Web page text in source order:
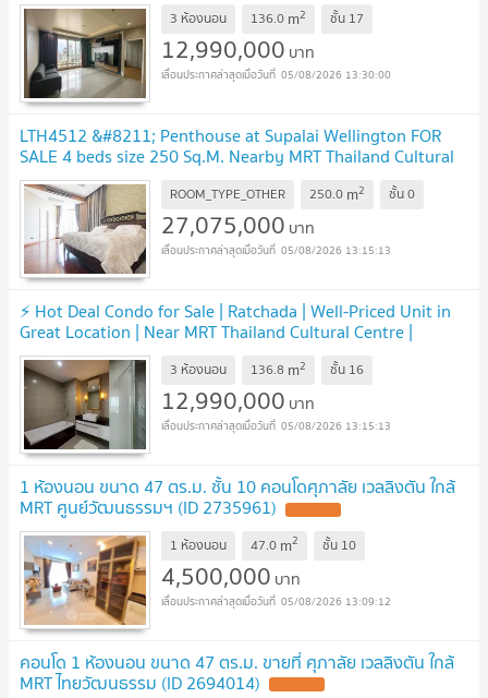
3 ห้องนอน 136.0 m2 ชั้น 17
12,990,000 บาท
05/08/2026 13:30:00
LTH4512 &#8211; Penthouse at Supalai Wellington FOR
SALE 4 beds size 250 Sq.M. Nearby MRT Thailand Cultural
Centre station ONLY 27.075 MB
ROOM_TYPE_OTHER 250.0 m2 ชั้น0
27,075,000 บาท
05/08/2026 13:15:13
⚡ Hot Deal Condo for Sale | Ratchada | Well-Priced Unit in
Great Location | Near MRT Thailand Cultural Centre |
12,990,000 THB - LTH14957
3 ห้องนอน 136.8 m2 ชั้น 16
12,990,000 บาท
05/08/2026 13:15:13
1 ห้องนอน ขนาด 47 ตร.ม. ชั้น 10 คอนโดศุภาลัย เวลลิงตัน ใกล้
MRT ศูนย์วัฒนธรรมฯ (ID 2735961)
1 ห้องนอน 47.0 m2 ชั้น 10
4,500,000 บาท
05/08/2026 13:09:12
คอนโด 1 ห้องนอน ขนาด 47 ตร.ม. ขายที่ ศุภาลัย เวลลิงตัน ใกล้
MRT ไทยวัฒนธรรม (ID 2694014)